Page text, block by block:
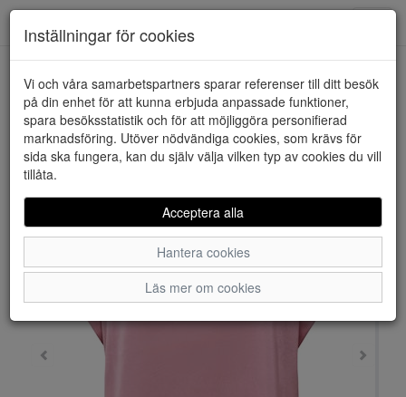
HEM ONLY
Inställningar för cookies
Vi och våra samarbetspartners sparar referenser till ditt besök
på din enhet för att kunna erbjuda anpassade funktioner,
spara besöksstatistik och för att möjliggöra personifierad
marknadsföring. Utöver nödvändiga cookies, som krävs för
sida ska fungera, kan du själv välja vilken typ av cookies du vill
tillåta.
Acceptera alla
Hantera cookies
Läs mer om cookies